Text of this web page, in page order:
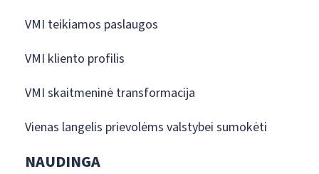
VMI teikiamos paslaugos
VMI kliento profilis
VMI skaitmeninė transformacija
Vienas langelis prievolėms valstybei sumokėti
NAUDINGA